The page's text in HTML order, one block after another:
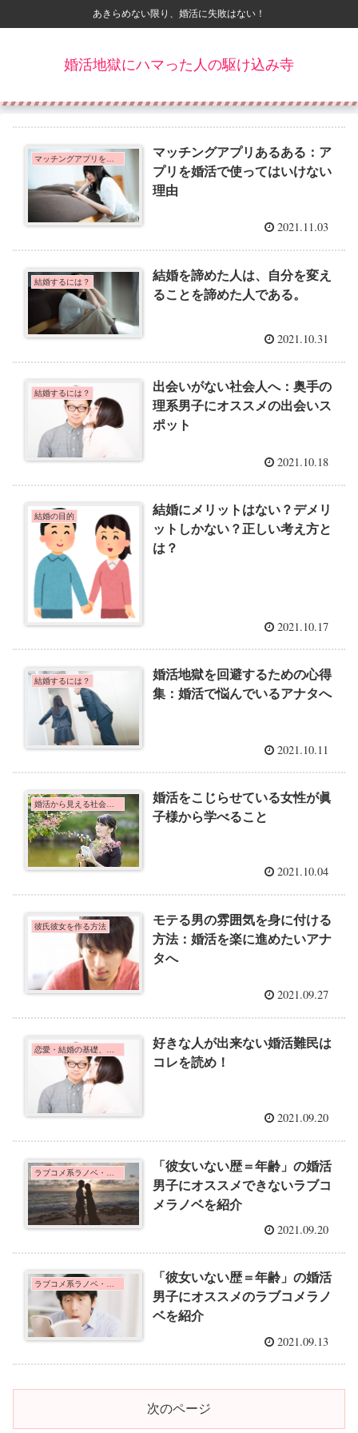
あきらめない限り、婚活に失敗はない！
婚活地獄にハマった人の駆け込み寺
マッチングアプリあるある：ア
プリを婚活で使ってはいけない
理由
2021.11.03
結婚するには？
結婚を諦めた人は、自分を変え
ることを諦めた人である。
2021.10.31
結婚するには？
出会いがない社会人へ：奥手の
理系男子にオススメの出会いス
ポット
2021.10.18
結婚の目的
結婚にメリットはない？デメリ
ットしかない？正しい考え方と
は？
2021.10.17
結婚するには？
婚活地獄を回避するための心得
集：婚活で悩んでいるアナタへ
2021.10.11
婚活から見える社会問題
婚活をこじらせている女性が眞
子様から学べること
2021.10.04
彼氏彼女を作る方法
モテる男の雰囲気を身に付ける
方法：婚活を楽に進めたいアナ
タへ
2021.09.27
好きな人が出来ない婚活難民は
コレを読め！
2021.09.20
「彼女いない歴＝年齢」の婚活
男子にオススメできないラブコ
メラノベを紹介
2021.09.20
ラブコメ系ラノベ・アニメの紹介
「彼女いない歴＝年齢」の婚活
男子にオススメのラブコメラノ
ベを紹介
2021.09.13
次のページ